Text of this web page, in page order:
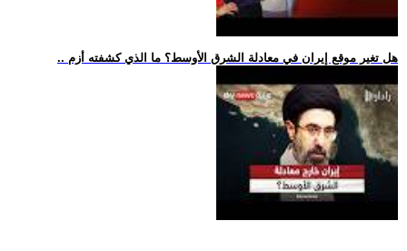
.. هل تغير موقع إيران في معادلة الشرق الأوسط؟ ما الذي كشفته أزم